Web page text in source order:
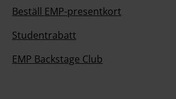
Beställ EMP-presentkort
Studentrabatt
EMP Backstage Club